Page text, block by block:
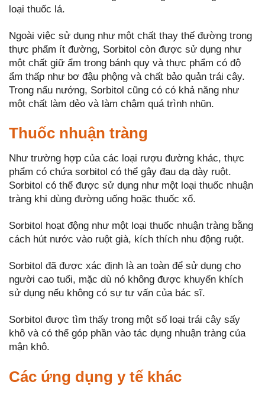
loại thuốc lá.
Ngoài việc sử dụng như một chất thay thế đường trong
thực phẩm ít đường, Sorbitol còn được sử dụng như
một chất giữ ẩm trong bánh quy và thực phẩm có độ
ẩm thấp như bơ đậu phộng và chất bảo quản trái cây.
Trong nấu nướng, Sorbitol cũng có có khả năng như
một chất làm dẻo và làm chậm quá trình nhũn.
Thuốc nhuận tràng
Như trường hợp của các loại rượu đường khác, thực
phẩm có chứa sorbitol có thể gây đau dạ dày ruột.
Sorbitol có thể được sử dụng như một loại thuốc nhuận
tràng khi dùng đường uống hoặc thuốc xổ.
Sorbitol hoạt động như một loại thuốc nhuận tràng bằng
cách hút nước vào ruột già, kích thích nhu động ruột.
Sorbitol đã được xác định là an toàn để sử dụng cho
người cao tuổi, mặc dù nó không được khuyến khích
sử dụng nếu không có sự tư vấn của bác sĩ.
Sorbitol được tìm thấy trong một số loại trái cây sấy
khô và có thể góp phần vào tác dụng nhuận tràng của
mận khô.
Các ứng dụng y tế khác